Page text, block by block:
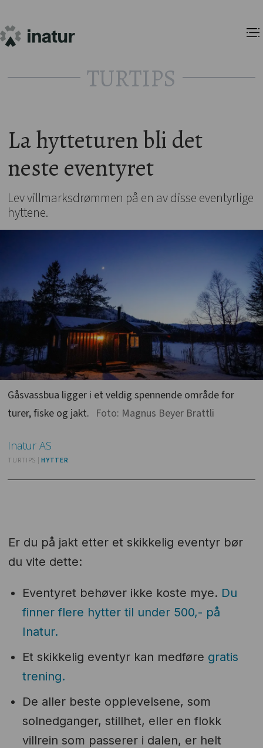
TURTIPS
La hytteturen bli det
neste eventyret
Lev villmarksdrømmen på en av disse eventyrlige
hyttene.
Gåsvassbua ligger i et veldig spennende område for
turer, fiske og jakt. Foto: Magnus Beyer Brattli
Inatur AS
TURTIPS |HYTTER
Er du på jakt etter et skikkelig eventyr bør
du vite dette:
Eventyret behøver ikke koste mye. Du
finner flere hytter til under 500,- på
Inatur.
Et skikkelig eventyr kan medføre gratis
trening.
De aller beste opplevelsene, som
solnedganger, stillhet, eller en flokk
villrein som passerer i dalen, er helt